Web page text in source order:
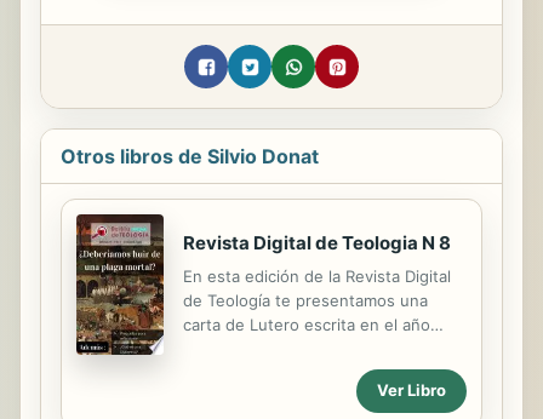
Otros libros de Silvio Donat
Revista Digital de Teologia N 8
En esta edición de la Revista Digital
de Teología te presentamos una
carta de Lutero escrita en el año
donde guía a los cristianos a cómo
proceder en una pandemia. Además,
Ver Libro